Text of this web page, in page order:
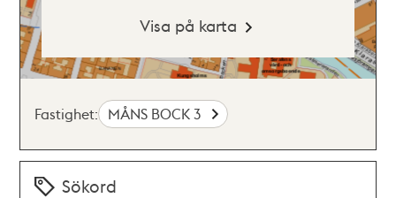
Visa på karta
Fastighet: MÅNS BOCK 3
Sökord